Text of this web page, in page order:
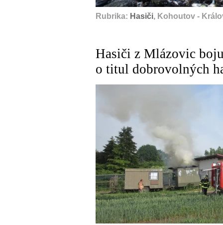
Rubrika: Hasiči, Kohoutov -
Hasiči z Mlázovic
o titul dobrovolných